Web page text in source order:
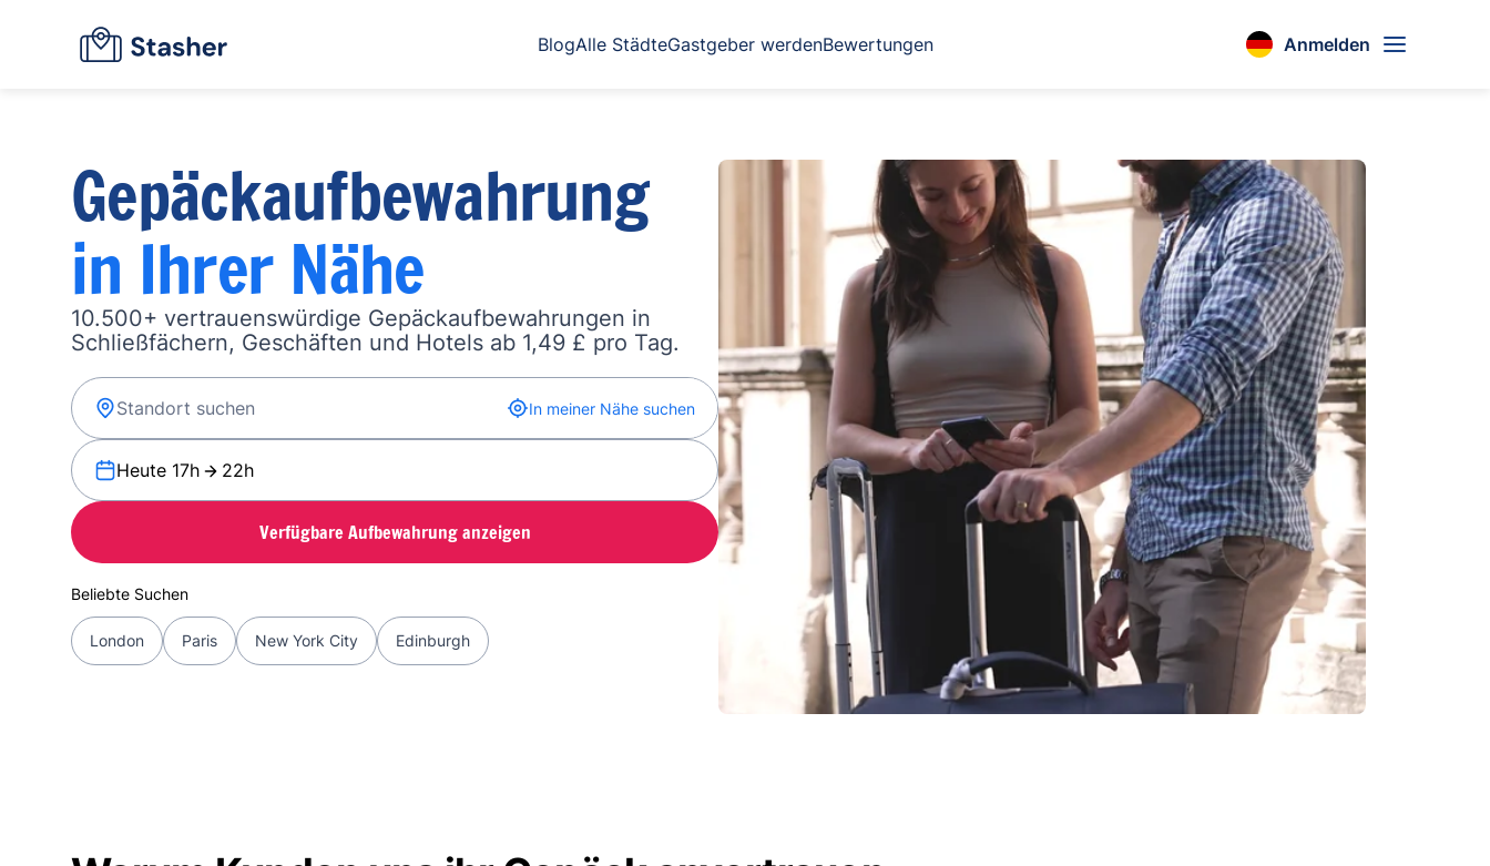
BlogAlle StädteGastgeber werdenBewertungen Anmelden
Gepäckaufbewahrung
in Ihrer Nähe
10.500+ vertrauenswürdige Gepäckaufbewahrungen in
Schließfächern, Geschäften und Hotels ab 1,49 £ pro Tag.
In meiner Nähe suchen
Heute 17h 22h
Verfügbare Aufbewahrung anzeigen
Beliebte Suchen
London Paris New York City Edinburgh